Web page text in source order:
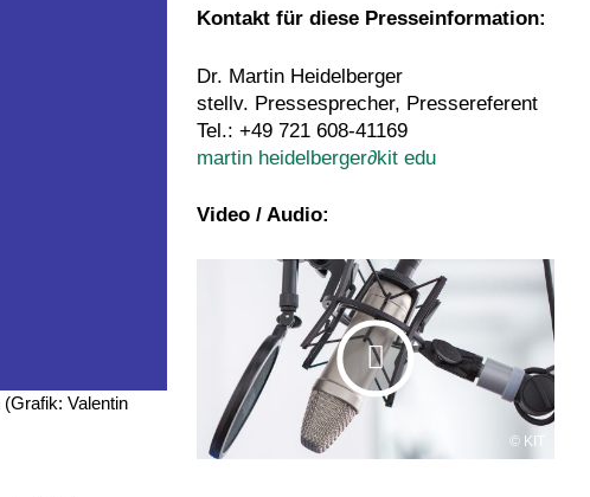
Valentin
Kontakt für diese Presseinformation:
Dr. Martin Heidelberger
stellv. Pressesprecher, Pressereferent
Tel.: +49 721 608-41169
martin heidelberger∂kit edu
Video / Audio:
KIT